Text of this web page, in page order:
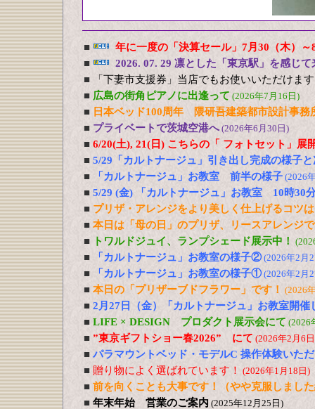
■
年に一度の「決算セール」7月30（木）
■
2026. 07. 29 凛とした「東京駅」を感じて
■
「下妻市支援券」当店でもお使いいただけま
■ 広島の街角ピアノに出逢って (2026年7月16日)
■ 日本ベッド100周年 隈研吾建築都市設計事
■ プライベートで茨城空港へ(2026年6月30日)
■ 6/20(土), 21(日) こちらの「 フォトセット」展
■ 5/29「カルトナージュ」引き出し完成の様子
■
「カルトナージュ」お教室 前半の様子 (2026
■ 5/29 (金) 「カルトナージュ」お教室 10時30
■ プリザ・アレンジをより美しく仕上げるコツ
■ 本日は「母の日」のプリザ、リースアレンジ
■
トワルドジュイ、ランプシェード展示中！
■ 「カルトナージュ」お教室の様子②(2026年2月
■ 「カルトナージュ」お教室の様子①(2026年2月
■ 本日の「プリザーブドフラワー」です！ (2026
■ 2月27日（金）「カルトナージュ」お教室開催
■ LIFE × DESIGN プロダクト展示会にて (2026
■ ”東京ギフトショー春2026” にて (2026年2月6
■ パラマウントベッド・モデルC 操作体験いた
■ 贈り物によく選ばれています！ (2026年1月18日)
■ 前を向くことも大事です！（やや克服しまし
■ 年末年始 営業のご案内 (2025年12月25日)